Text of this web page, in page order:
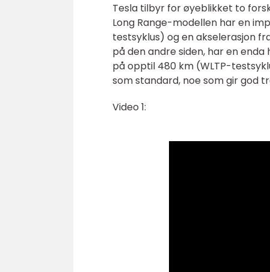
Tesla tilbyr for øyeblikket to
Long Range-modellen har en
testsyklus) og en akselerasjon
på den andre siden, har en
på opptil 480 km (WLTP-
som standard, noe som gir god
Video 1: